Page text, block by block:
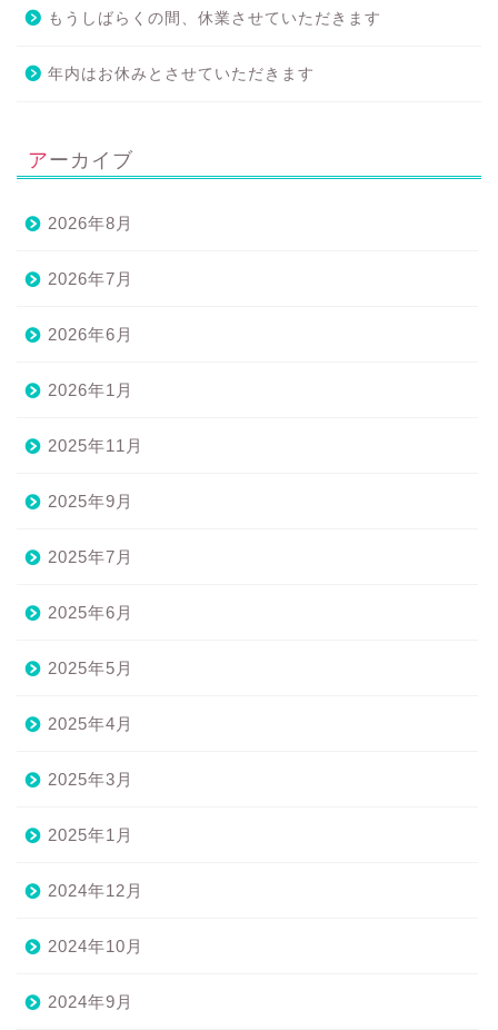
もうしばらくの間、休業させていただきます
年内はお休みとさせていただきます
アーカイブ
2026年8月
2026年7月
2026年6月
2026年1月
2025年11月
2025年9月
2025年7月
2025年6月
2025年5月
2025年4月
2025年3月
2025年1月
2024年12月
2024年10月
2024年9月